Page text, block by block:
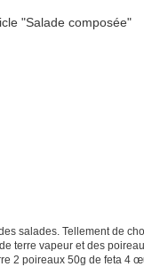
salades. Tellement de
terre vapeur et des
2 poireaux 50g de feta 4